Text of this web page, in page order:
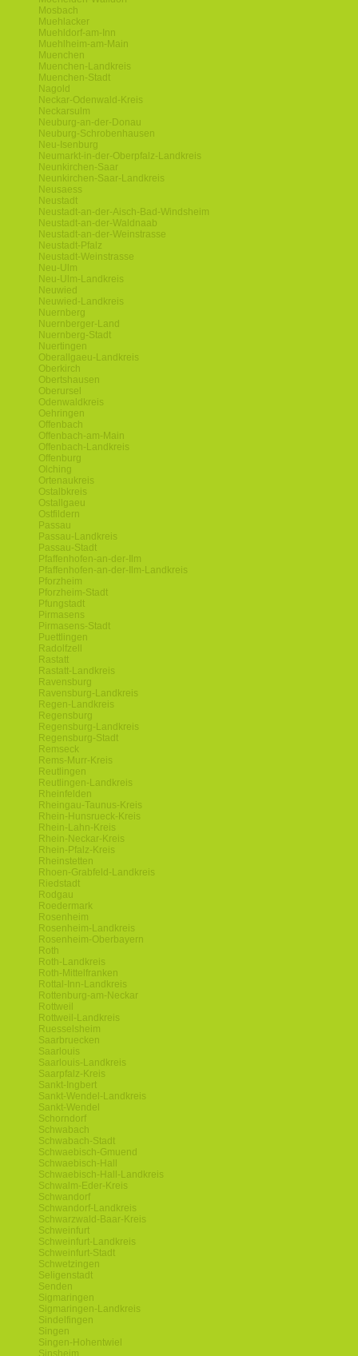
Mosbach
Muehlacker
Muehldorf-am-Inn
Muehlheim-am-Main
Muenchen
Muenchen-Landkreis
Muenchen-Stadt
Nagold
Neckar-Odenwald-Kreis
Neckarsulm
Neuburg-an-der-Donau
Neuburg-Schrobenhausen
Neu-Isenburg
Neumarkt-in-der-Oberpfalz-Landkreis
Neunkirchen-Saar
Neunkirchen-Saar-Landkreis
Neusaess
Neustadt
Neustadt-an-der-Aisch-Bad-Windsheim
Neustadt-an-der-Waldnaab
Neustadt-an-der-Weinstrasse
Neustadt-Pfalz
Neustadt-Weinstrasse
Neu-Ulm
Neu-Ulm-Landkreis
Neuwied
Neuwied-Landkreis
Nuernberg
Nuernberger-Land
Nuernberg-Stadt
Nuertingen
Oberallgaeu-Landkreis
Oberkirch
Obertshausen
Oberursel
Odenwaldkreis
Oehringen
Offenbach
Offenbach-am-Main
Offenbach-Landkreis
Offenburg
Olching
Ortenaukreis
Ostalbkreis
Ostallgaeu
Ostfildern
Passau
Passau-Landkreis
Passau-Stadt
Pfaffenhofen-an-der-Ilm
Pfaffenhofen-an-der-Ilm-Landkreis
Pforzheim
Pforzheim-Stadt
Pfungstadt
Pirmasens
Pirmasens-Stadt
Puettlingen
Radolfzell
Rastatt
Rastatt-Landkreis
Ravensburg
Ravensburg-Landkreis
Regen-Landkreis
Regensburg
Regensburg-Landkreis
Regensburg-Stadt
Remseck
Rems-Murr-Kreis
Reutlingen
Reutlingen-Landkreis
Rheinfelden
Rheingau-Taunus-Kreis
Rhein-Hunsrueck-Kreis
Rhein-Lahn-Kreis
Rhein-Neckar-Kreis
Rhein-Pfalz-Kreis
Rheinstetten
Rhoen-Grabfeld-Landkreis
Riedstadt
Rodgau
Roedermark
Rosenheim
Rosenheim-Landkreis
Rosenheim-Oberbayern
Roth
Roth-Landkreis
Roth-Mittelfranken
Rottal-Inn-Landkreis
Rottenburg-am-Neckar
Rottweil
Rottweil-Landkreis
Ruesselsheim
Saarbruecken
Saarlouis
Saarlouis-Landkreis
Saarpfalz-Kreis
Sankt-Ingbert
Sankt-Wendel-Landkreis
Sankt-Wendel
Schorndorf
Schwabach
Schwabach-Stadt
Schwaebisch-Gmuend
Schwaebisch-Hall
Schwaebisch-Hall-Landkreis
Schwalm-Eder-Kreis
Schwandorf
Schwandorf-Landkreis
Schwarzwald-Baar-Kreis
Schweinfurt
Schweinfurt-Landkreis
Schweinfurt-Stadt
Schwetzingen
Seligenstadt
Senden
Sigmaringen
Sigmaringen-Landkreis
Sindelfingen
Singen
Singen-Hohentwiel
Sinsheim